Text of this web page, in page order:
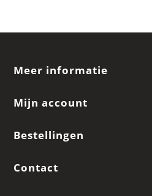
Meer informatie
Mijn account
Bestellingen
Contact